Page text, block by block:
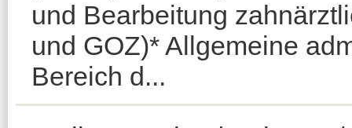
und Bearbeitung
und GOZ)* Allgemeine
Bereich d...